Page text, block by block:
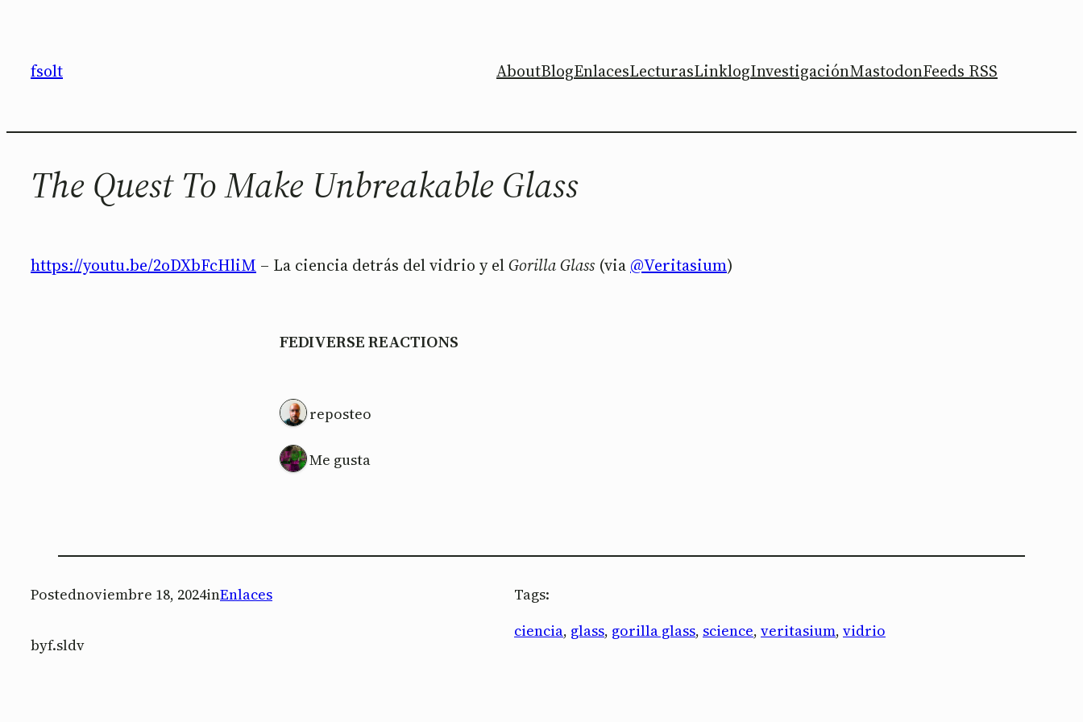
contenido
fsolt AboutBlogEnlacesLecturasLinklogInvestigaciónMastodonFeeds RSS
The Quest To Make Unbreakable Glass
https://youtu.be/2oDXbFcHliM – La ciencia detrás del vidrio y elGorilla Glass(via @Veritasium)
FEDIVERSE REACTIONS
1 reposteo
1 Me gusta
Postednoviembre 18, 2024inEnlaces
byf.sldv
Tags:
ciencia, glass, gorilla glass, science, veritasium, vidrio